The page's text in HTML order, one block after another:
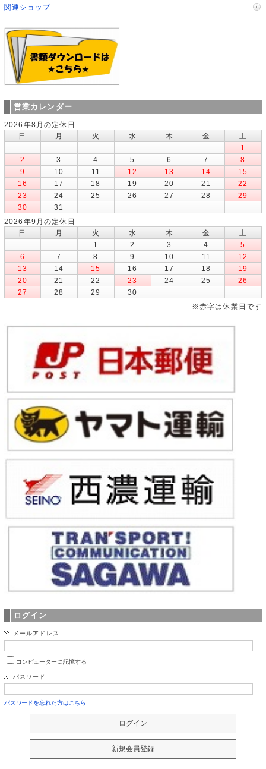
関連ショップ
営業カレンダー
2026年8月の定休日
日
月 火 水 木 金
土
1
2
3 4 5 6 7
8
9
10 11 12 13 14
15
16
17 18 19 20 21
22
23
24 25 26 27 28
29
30
31
2026年9月の定休日
日
月 火 水 木 金
土
1
2 3 4
5
6
7 8 9 10 11
12
13
14 15 16 17 18
19
20
21 22 23 24 25
26
27
28 29
30
※赤字は休業日です
ログイン
メールアドレス
コンピューターに記憶する
パスワード
パスワードを忘れた方はこちら